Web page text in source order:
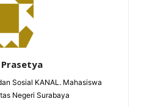
Sosial KANAL. Mahasiswa
Negeri Surabaya